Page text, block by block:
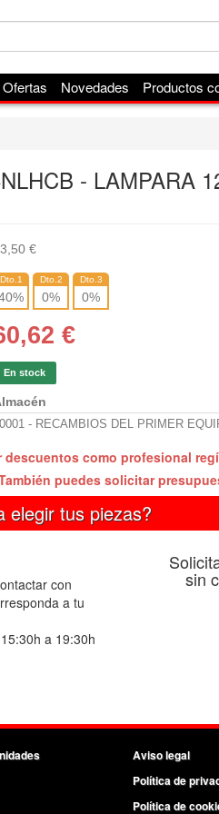
Ofertas Novedades Productos
- LAMPARA
€
Dto.1
%
Dto.2
0%
Dto.3
0%
€
En stock
- RECAMBIOS DEL PRIMER
como profesional
puedes solicitar
elegir tus piezas?
con
a tu
a 19:30h
sin
Aviso legal
Política de
Política de